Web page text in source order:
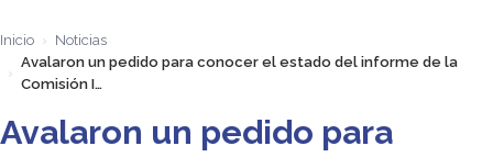
Inicio
Noticias
Avalaron un pedido para conocer el estado del informe de la
Comisión I…
Avalaron un pedido para